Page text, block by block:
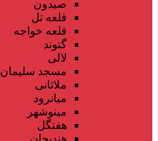
صیدون
قلعه تل
قلعه خواجه
گتوند
لالی
مسجد سلیمان
ملاثانی
میانرود
مینوشهر
هفتگل
هندیجان